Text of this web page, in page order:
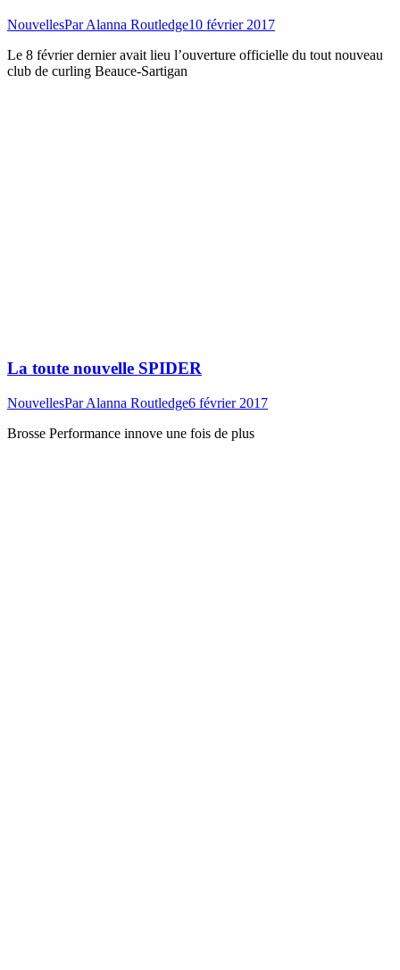
NouvellesParAlanna Routledge10 février 2017
Le 8 février dernier avait lieu l’ouverture officielle du tout nouveau
club de curling Beauce-Sartigan
La toute nouvelle SPIDER
NouvellesParAlanna Routledge6 février 2017
Brosse Performance innove une fois de plus